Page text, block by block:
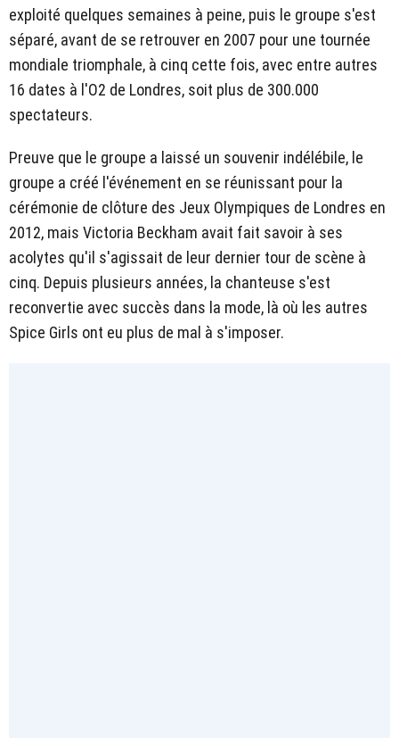
exploité quelques semaines à peine, puis le groupe s'est
séparé, avant de se retrouver en 2007 pour une tournée
mondiale triomphale, à cinq cette fois, avec entre autres
16 dates à l'O2 de Londres, soit plus de 300.000
spectateurs.
Preuve que le groupe a laissé un souvenir indélébile, le
groupe a créé l'événement en se réunissant pour la
cérémonie de clôture des Jeux Olympiques de Londres en
2012, mais Victoria Beckham avait fait savoir à ses
acolytes qu'il s'agissait de leur dernier tour de scène à
cinq. Depuis plusieurs années, la chanteuse s'est
reconvertie avec succès dans la mode, là où les autres
Spice Girls ont eu plus de mal à s'imposer.